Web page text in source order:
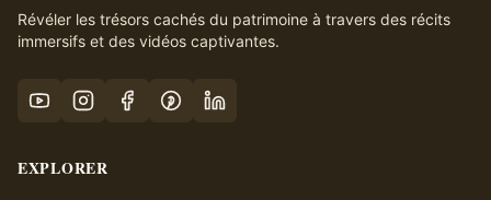
Révéler les trésors cachés du patrimoine à travers des récits
immersifs et des vidéos captivantes.
EXPLORER